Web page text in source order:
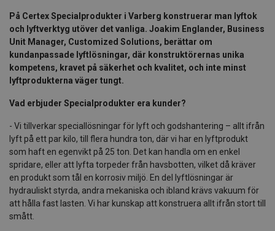
På Certex Specialprodukter i Varberg konstruerar man lyftok
och lyftverktyg utöver det vanliga. Joakim Englander, Business
Unit Manager, Customized Solutions, berättar om
kundanpassade lyftlösningar, där konstruktörernas unika
kompetens, kravet på säkerhet och kvalitet, och inte minst
lyftprodukterna väger tungt.
Vad erbjuder Specialprodukter era kunder?
- Vi tillverkar speciallösningar för lyft och godshantering – allt ifrån
lyft på ett par kilo, till flera hundra ton, där vi har en lyftprodukt
som haft en egenvikt på 25 ton. Det kan handla om en enkel
spridare, eller att lyfta torpeder från havsbotten, vilket då kräver
en produkt som tål en korrosiv miljö. En del lyftlösningar är
hydrauliskt styrda, andra mekaniska och ibland krävs vakuum för
att hålla fast lasten. Vi har kunskap att konstruera allt ifrån stort till
smått.